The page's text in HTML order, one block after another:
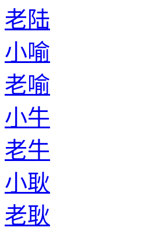
老陆
小喻
老喻
小牛
老牛
小耿
老耿